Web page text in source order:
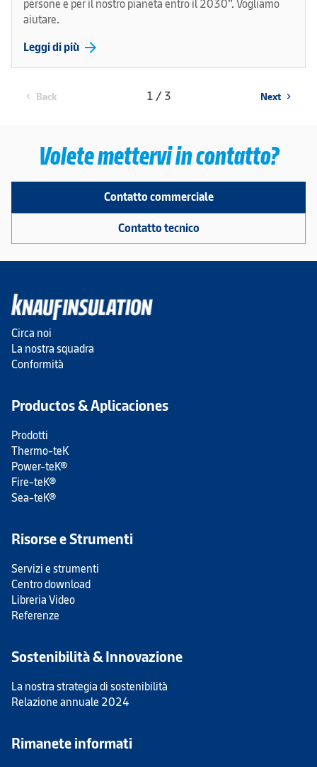
persone e per il nostro pianeta entro il 2030”. Vogliamo
aiutare.
Leggi di più arrow_forward
chevron_left Back 1 / 3 Next chevron_right
Volete mettervi in contatto?
Contatto commerciale
Contatto tecnico
Circa noi
La nostra squadra
Conformità
Productos & Aplicaciones
Prodotti
Thermo-teK
Power-teK®
Fire-teK®
Sea-teK®
Risorse e Strumenti
Servizi e strumenti
Centro download
Libreria Video
Referenze
Sostenibilità & Innovazione
La nostra strategia di sostenibilità
Relazione annuale 2024
Rimanete informati